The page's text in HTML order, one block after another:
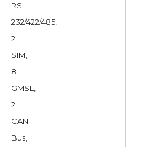
RS-
232/422/485,
2
SIM,
8
GMSL,
2
CAN
Bus,